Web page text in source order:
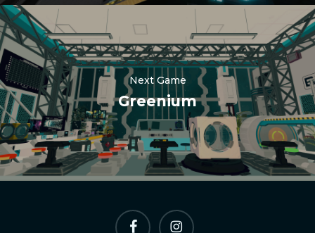
Next Game
Greenium
페
인
Italiano
Português
العربية
Русский
हिन्दी
日本語
Polski
Nederlands